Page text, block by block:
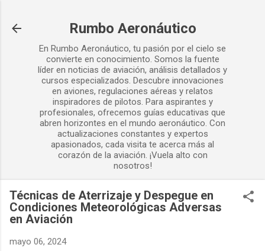
Rumbo Aeronáutico
En Rumbo Aeronáutico, tu pasión por el cielo se
convierte en conocimiento. Somos la fuente
líder en noticias de aviación, análisis detallados y
cursos especializados. Descubre innovaciones
en aviones, regulaciones aéreas y relatos
inspiradores de pilotos. Para aspirantes y
profesionales, ofrecemos guías educativas que
abren horizontes en el mundo aeronáutico. Con
actualizaciones constantes y expertos
apasionados, cada visita te acerca más al
corazón de la aviación. ¡Vuela alto con
nosotros!
Técnicas de Aterrizaje y Despegue en
Condiciones Meteorológicas Adversas
en Aviación
mayo 06, 2024